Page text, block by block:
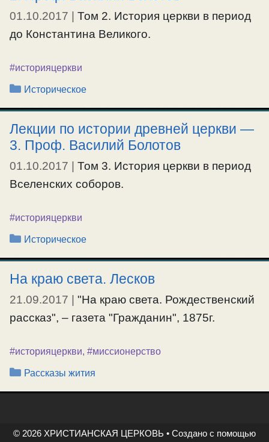
01.10.2017 | Том 2. История церкви в период
до Константина Великого.
#историяцеркви
Рубрики
Историческое
Лекции по истории древней церкви —
3. Проф. Василий Болотов
01.10.2017 | Том 3. История церкви в период
Вселенских соборов.
#историяцеркви
Рубрики
Историческое
На краю света. Лесков
21.09.2017
"На краю света. Рождественский
рассказ", – газета "Гражданин", 1875г.
#историяцеркви, #миссионерство
Рубрики
Рассказы жития
© 2026 ХРИСТИАНСКАЯ ЦЕРКОВЬ • Создано с помощью